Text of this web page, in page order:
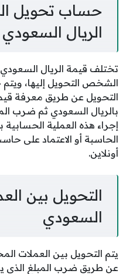
حساب تحويل
الريال السعودي
تختلف قيمة الريال
الشخص التحويل إليها، ويتم
التحويل عن طريق معرفة
بالريال السعودي ثم ضرب
إجراء هذه العملية
الحاسبة أو الاعتماد على
أونلاين.
التحويل بين
السعودي
يتم التحويل بين العملات
عن طريق ضرب المبلغ الذي